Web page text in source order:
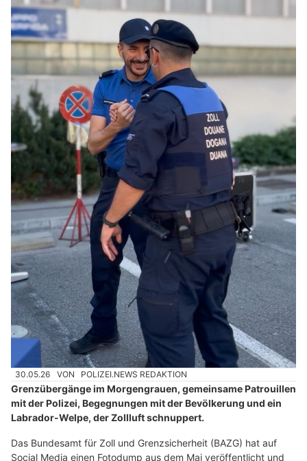
30.05.26 VON POLIZEI.NEWS REDAKTION
Grenzübergänge im Morgengrauen, gemeinsame Patrouillen
mit der Polizei, Begegnungen mit der Bevölkerung und ein
Labrador-Welpe, der Zollluft schnuppert.
Das Bundesamt für Zoll und Grenzsicherheit (BAZG) hat auf
Social Media einen Fotodump aus dem Mai veröffentlicht und